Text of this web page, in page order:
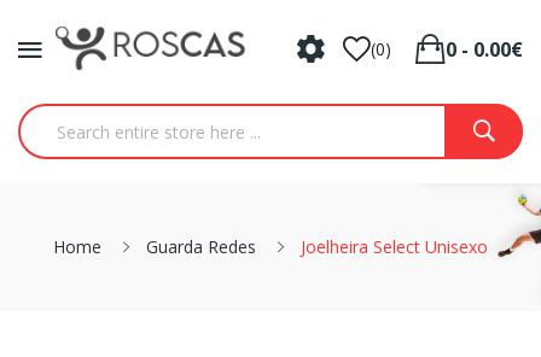
(0) 0 - 0.00€
Home Guarda Redes Joelheira Select Unisexo